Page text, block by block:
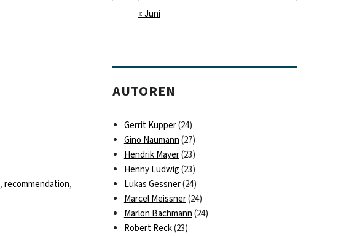
,recommendation,
« Juni
AUTOREN
Gerrit Kupper(24)
Gino Naumann (27)
Hendrik Mayer(23)
Henny Ludwig (23)
Lukas Gessner(24)
Marcel Meissner(24)
Marlon Bachmann (24)
Robert Reck(23)